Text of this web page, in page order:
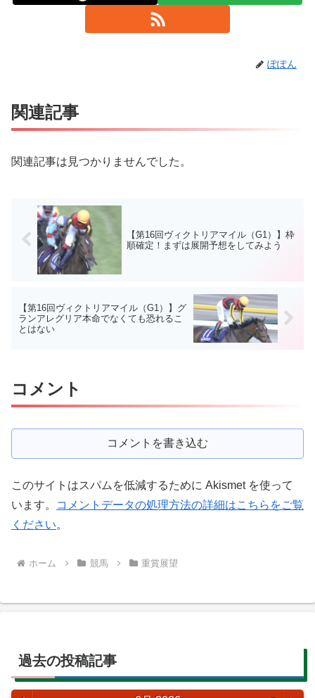
ぽぽん
関連記事
関連記事は見つかりませんでした。
【第16回ヴィクトリアマイル（G1）】枠
順確定！まずは展開予想をしてみよう
【第16回ヴィクトリアマイル（G1）】グ
ランアレグリア本命でなくても恐れるこ
とはない
コメント
コメントを書き込む
このサイトはスパムを低減するために Akismet を使って
います。
コメントデータの処理方法の詳細はこちらをご覧
ください。
ホーム 競馬 重賞展望
過去の投稿記事